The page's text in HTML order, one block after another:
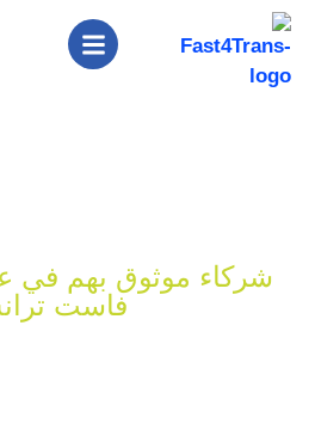
شركاء موثوق بهم في
فاست